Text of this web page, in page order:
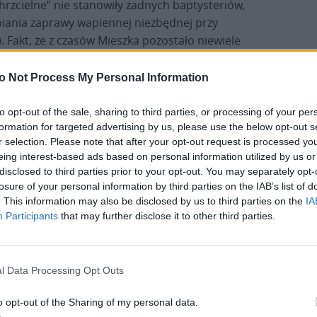
Not Process My Personal Information
opt-out of the sale, sharing to third parties, or processing of your
for targeted advertising by us, please use the below opt-out
selection. Please note that after your opt-out request is processed
interest-based ads based on personal information utilized by us
to third parties prior to your opt-out. You may separately
of your personal information by third parties on the IAB’s list of
This information may also be disclosed by us to third parties on the
Participants that may further disclose it to other third parties.
Data Processing Opt Outs
opt-out of the Sharing of my personal data.
nie stanowiły żadnych baptysteriów,
zaprawy wapiennej niezbędnej przy
że z czasów Mieszka pozostało niewiele
(najczęściej drobne dewocjonalia,
też bursztynowe) otwiera przed historykami
faktem jest, że mieszkowe
nazywane było powszechnie „państwem
a więc swój tytuł czerpało od
ośrodka owego księstwa –
Jeśli więc Gniezno stanowiło tak ważny
od którego całe państwo brało swoją nazwę,
kultu pogańskiego. Decyzja księcia
Tym bardziej więc należało zerwać –